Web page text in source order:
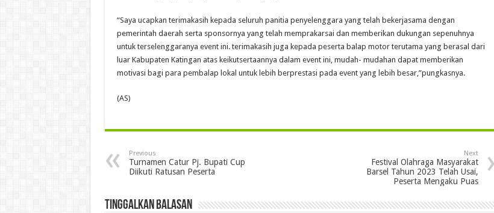
“Saya ucapkan terimakasih kepada seluruh panitia penyelenggara yang telah bekerjasama dengan
pemerintah daerah serta sponsornya yang telah memprakarsai dan memberikan dukungan sepenuhnya
untuk terselenggaranya event ini. terimakasih juga kepada peserta balap motor terutama yang berasal dari
luar Kabupaten Katingan atas keikutsertaannya dalam event ini, mudah- mudahan dapat memberikan
motivasi bagi para pembalap lokal untuk lebih berprestasi pada event yang lebih besar,”pungkasnya.
(AS)
Previous
Turnamen Catur Pj. Bupati Cup
Diikuti Ratusan Peserta
Next
Festival Olahraga Masyarakat
Barsel Tahun 2023 Telah Usai,
Peserta Mengaku Puas
Tinggalkan Balasan